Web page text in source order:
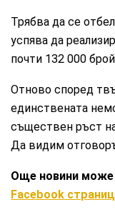
Трябва да се
успява да
почти 132 000
Отново според
единствената
съществен ръст
Да видим
Още новини може
Facebook